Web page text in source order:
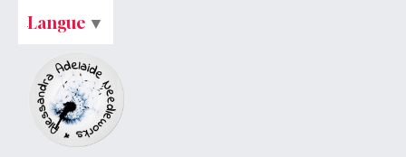
Langue ▼